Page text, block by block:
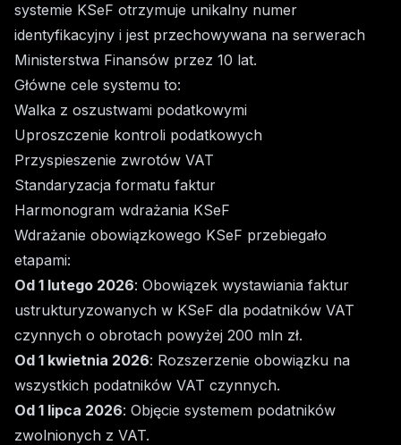
systemie KSeF otrzymuje unikalny numer
identyfikacyjny i jest przechowywana na serwerach
Ministerstwa Finansów przez 10 lat.
Główne cele systemu to:
Walka z oszustwami podatkowymi
Uproszczenie kontroli podatkowych
Przyspieszenie zwrotów VAT
Standaryzacja formatu faktur
Harmonogram wdrażania KSeF
Wdrażanie obowiązkowego KSeF przebiegało
etapami:
Od 1 lutego 2026: Obowiązek wystawiania faktur
ustrukturyzowanych w KSeF dla podatników VAT
czynnych o obrotach powyżej 200 mln zł.
Od 1 kwietnia 2026: Rozszerzenie obowiązku na
wszystkich podatników VAT czynnych.
Od 1 lipca 2026: Objęcie systemem podatników
zwolnionych z VAT.